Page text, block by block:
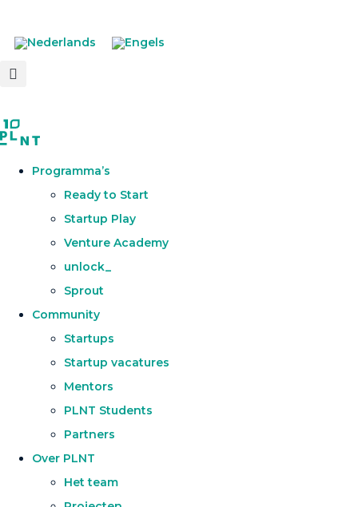
Programma’s
Ready to Start
Startup Play
Venture Academy
unlock_
Sprout
Community
Startups
Startup vacatures
Mentors
PLNT Students
Partners
Over PLNT
Het team